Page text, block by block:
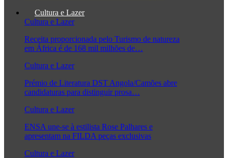
Cultura e Lazer
Cultura e Lazer
Receita proporcionada pelo Turismo de natureza
em África é de 168 mil milhões de…
Cultura e Lazer
Prémio de Literatura DST Angola/Camões abre
candidaturas para distinguir prosa…
Cultura e Lazer
ENSA une-se à estilista Rose Palhares e
apresentam na FILDA peças exclusivas
Cultura e Lazer